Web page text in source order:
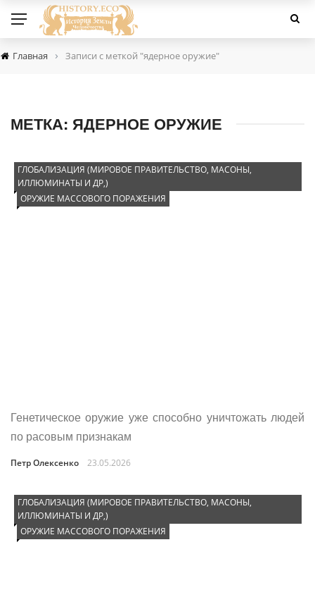
Главная › Записи с меткой "ядерное оружие"
МЕТКА: ЯДЕРНОЕ ОРУЖИЕ
ГЛОБАЛИЗАЦИЯ (МИРОВОЕ ПРАВИТЕЛЬСТВО, МАСОНЫ,
ИЛЛЮМИНАТЫ И ДР,)
ОРУЖИЕ МАССОВОГО ПОРАЖЕНИЯ
Генетическое оружие уже способно уничтожать людей
по расовым признакам
Петр Олексенко 23.05.2026
ГЛОБАЛИЗАЦИЯ (МИРОВОЕ ПРАВИТЕЛЬСТВО, МАСОНЫ,
ИЛЛЮМИНАТЫ И ДР,)
ОРУЖИЕ МАССОВОГО ПОРАЖЕНИЯ